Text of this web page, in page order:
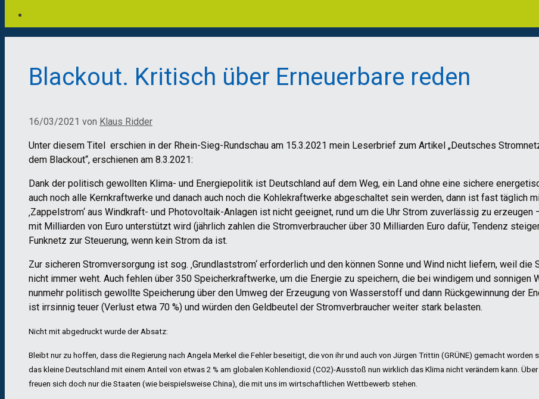
Blackout. Kritisch über Erneuerbare reden
16/03/2021 von Klaus Ridder
Unter diesem Titel erschien in der Rhein-Sieg-Rundschau am 15.3.2021 mein Leserbrief zum Artikel „Deutsches
dem Blackout“, erschienen am 8.3.2021:
Dank der politisch gewollten Klima- und Energiepolitik ist Deutschland auf dem Weg, ein Land ohne eine sichere
auch noch alle Kernkraftwerke und danach auch noch die Kohlekraftwerke abgeschaltet sein werden, dann ist fast täglich
‚Zappelstrom‘ aus Windkraft- und Photovoltaik-Anlagen ist nicht geeignet, rund um die Uhr Strom zuverlässig zu
mit Milliarden von Euro unterstützt wird (jährlich zahlen die Stromverbraucher über 30 Milliarden Euro dafür, Tendenz
Funknetz zur Steuerung, wenn kein Strom da ist.
Zur sicheren Stromversorgung ist sog. ‚Grundlaststrom‘ erforderlich und den können Sonne und Wind nicht liefern, weil die
nicht immer weht. Auch fehlen über 350 Speicherkraftwerke, um die Energie zu speichern, die bei windigem und sonnigen
nunmehr politisch gewollte Speicherung über den Umweg der Erzeugung von Wasserstoff und dann Rückgewinnung der
ist irrsinnig teuer (Verlust etwa 70 %) und würden den Geldbeutel der Stromverbraucher weiter stark belasten.
Nicht mit abgedruckt wurde der Absatz:
Bleibt nur zu hoffen, dass die Regierung nach Angela Merkel die Fehler beseitigt, die von ihr und auch von Jürgen Trittin (GRÜNE) gemacht worden
das kleine Deutschland mit einem Anteil von etwas 2 % am globalen Kohlendioxid (CO2)-Ausstoß nun wirklich das Klima nicht verändern kann.
freuen sich doch nur die Staaten (wie beispielsweise China), die mit uns im wirtschaftlichen Wettbewerb stehen.